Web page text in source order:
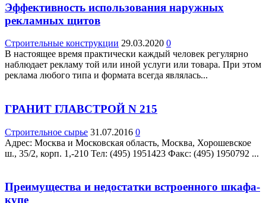
Эффективность использования наружных
рекламных щитов
Строительные конструкции 29.03.2020 0
В настоящее время практически каждый человек регулярно
наблюдает рекламу той или иной услуги или товара. При этом
реклама любого типа и формата всегда являлась...
ГРАНИТ ГЛАВСТРОЙ N 215
Строительное сырье 31.07.2016 0
Адрес: Москва и Московская область, Москва, Хорошевское
ш., 35/2, корп. 1,-210 Teл: (495) 1951423 Факс: (495) 1950792 ...
Преимущества и недостатки встроенного шкафа-
купе